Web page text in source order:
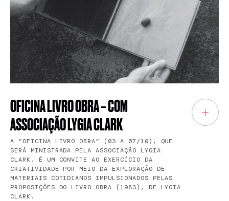
OFICINA LIVRO OBRA – COM
ASSOCIAÇÃO LYGIA CLARK
A “OFICINA LIVRO OBRA” (03 A 07/10), QUE
SERÁ MINISTRADA PELA ASSOCIAÇÃO LYGIA
CLARK, É UM CONVITE AO EXERCÍCIO DA
CRIATIVIDADE POR MEIO DA EXPLORAÇÃO DE
MATERIAIS COTIDIANOS IMPULSIONADOS PELAS
PROPOSIÇÕES DO LIVRO OBRA (1983), DE LYGIA
CLARK.